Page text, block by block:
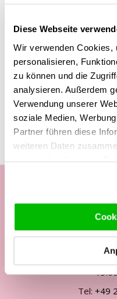
Diese Webseite
Wir verwenden Cookies,
personalisieren,
zu können und die
analysieren. Außerdem
Verwendung unserer
soziale Medien,
Partner führen diese
weiteren Daten
eine Vase, Wein,
dieses Geschenk noch
Diese Produkte
interessieren
Unsere
Tel: +49